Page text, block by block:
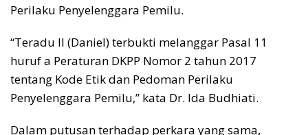
Perilaku Penyelenggara Pemilu.
“Teradu II (Daniel) terbukti melanggar Pasal 11
huruf a Peraturan DKPP Nomor 2 tahun 2017
tentang Kode Etik dan Pedoman Perilaku
Penyelenggara Pemilu,” kata Dr. Ida Budhiati.
Dalam putusan terhadap perkara yang sama,